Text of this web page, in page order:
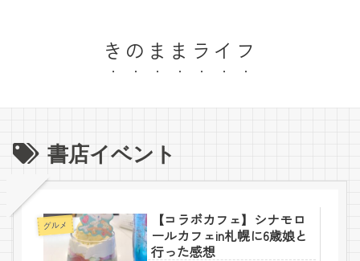
きのままライフ
書店イベント
グルメ
【コラボカフェ】シナモロ
ールカフェin札幌に6歳娘と
行った感想